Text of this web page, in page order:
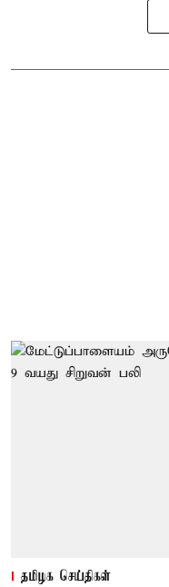
தமிழக செய்திகள்